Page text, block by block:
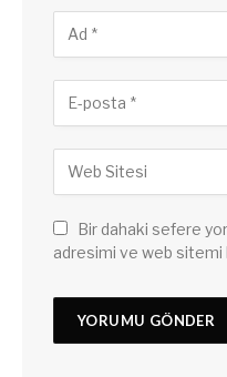
Bir dahaki sefere
adresimi ve web sitemi